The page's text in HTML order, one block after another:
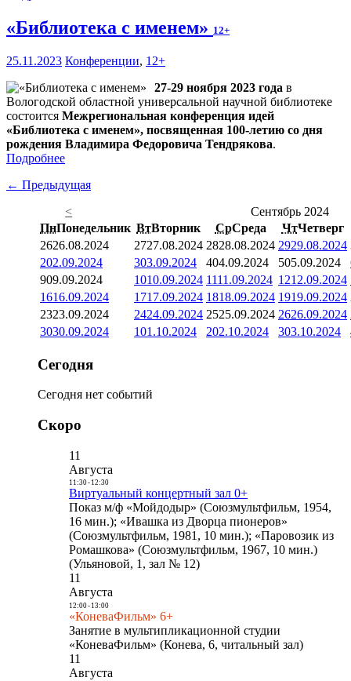
«Библиотека с именем» 12+
25.11.2023 Конференции, 12+
27-29 ноября 2023 года в
Вологодской областной универсальной научной библиотеке
состоится Межрегиональная конференция идей
«Библиотека с именем», посвященная 100-летию со дня
рождения Владимира Федоровича Тендрякова.
Подробнее
← Предыдущая
<
Сентябрь 2024
ПнПонедельник ВтВторник СрСреда ЧтЧетверг
2626.08.2024 2727.08.2024 2828.08.2024 2929.08.2024
202.09.2024 303.09.2024 404.09.2024 505.09.2024
909.09.2024 1010.09.2024 1111.09.2024 1212.09.2024
1616.09.2024 1717.09.2024 1818.09.2024 1919.09.2024
2323.09.2024 2424.09.2024 2525.09.2024 2626.09.2024
3030.09.2024 101.10.2024 202.10.2024 303.10.2024
Сегодня
Сегодня нет событий
Скоро
11
Августа
11:30- 12:30
Виртуальный концертный зал 0+
Показ м/ф «Мойдодыр» (Союзмультфильм, 1954,
16 мин.); «Ивашка из Дворца пионеров»
(Союзмультфильм, 1981, 10 мин.); «Паровозик из
Ромашкова» (Союзмультфильм, 1967, 10 мин.)
(Ульяновой, 1, зал № 12)
11
Августа
12:00- 13:00
«КоневаФильм» 6+
Занятие в мультипликационной студии
«КоневаФильм» (Конева, 6, читальный зал)
11
Августа